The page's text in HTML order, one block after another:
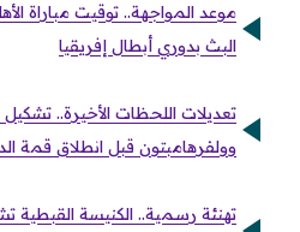
موعد المواجهة.. توقيت مباراة
البث بدوري أبطال إفريقيا
تعديلات اللحظات الأخيرة..
وولفرهامبتون قبل انطلاق قمة
تهنئة رسمية.. الكنيسة القبطية